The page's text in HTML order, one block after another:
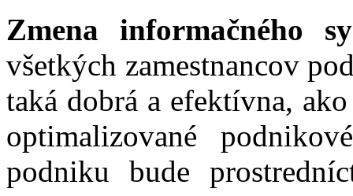
Zmena informačného
všetkých zamestnancov
taká dobrá a efektívna,
optimalizované
podniku bude